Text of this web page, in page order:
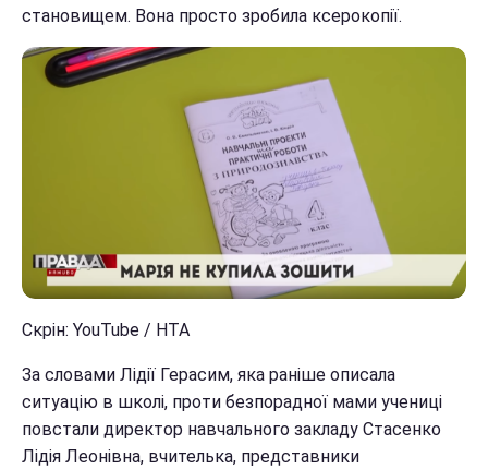
становищем. Вона просто зробила ксерокопії.
Скрін: YouTube / НТА
За словами Лідії Герасим, яка раніше описала
ситуацію в школі, проти безпорадної мами учениці
повстали директор навчального закладу Стасенко
Лідія Леонівна, вчителька, представники